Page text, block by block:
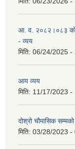
आ. व. २०८२।०८३ को
- व्यय
मिति: 06/24/2025 -
आय व्यय
मिति: 11/17/2023 -
दोश्रो चौमासिक
मिति: 03/28/2023 -